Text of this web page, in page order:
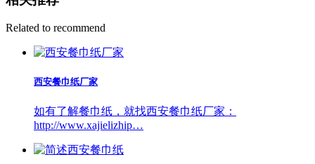
Related to recommend
西安餐巾纸厂家
如有了解餐巾纸，就找西安餐巾纸厂家：
http://www.xajielizhip…